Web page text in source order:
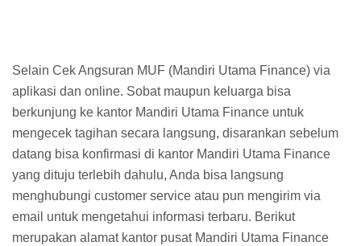
Selain Cek Angsuran MUF (Mandiri Utama Finance) via
aplikasi dan online. Sobat maupun keluarga bisa
berkunjung ke kantor Mandiri Utama Finance untuk
mengecek tagihan secara langsung, disarankan sebelum
datang bisa konfirmasi di kantor Mandiri Utama Finance
yang dituju terlebih dahulu, Anda bisa langsung
menghubungi customer service atau pun mengirim via
email untuk mengetahui informasi terbaru. Berikut
merupakan alamat kantor pusat Mandiri Utama Finance